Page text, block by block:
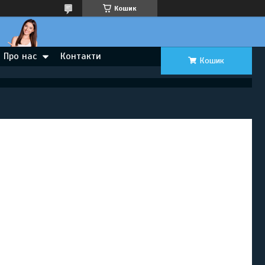
Кошик
Про нас Контакти Кошик